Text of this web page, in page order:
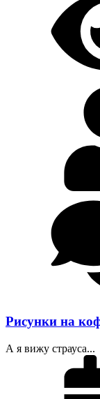
Рисунки на
А я вижу страуса...